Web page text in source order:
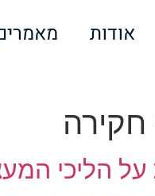
אודות
על הליכי